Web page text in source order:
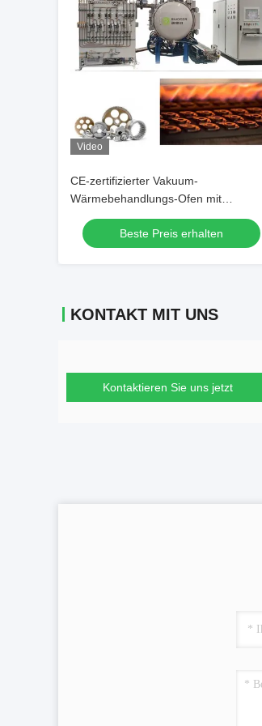
Video
CE-zertifizierter Vakuum-
Wärmebehandlungs-Ofen mit
Widerstandsheizung und Gaslöschung
Beste Preis erhalten
KONTAKT MIT UNS
Kontaktieren Sie uns jetzt